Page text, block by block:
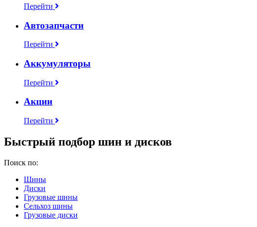
Перейти
Автозапчасти
Перейти
Аккумуляторы
Перейти
Акции
Перейти
Быстрый подбор шин и дисков
Поиск по:
Шины
Диски
Грузовые шины
Сельхоз шины
Грузовые диски